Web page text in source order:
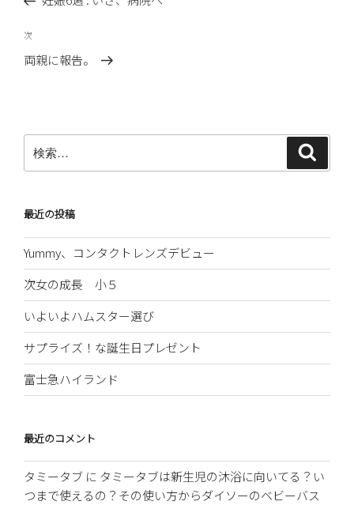
ナ
ビ
ゲ
ン
稿
次
の
次
両親に報告。
索:
最近の投稿
Yummy、コンタクトレンズデビュー
次女の成長 小５
いよいよハムスター選び
サプライズ！な誕生日プレゼント
富士急ハイランド
最近のコメント
タミータブ に タミータブは新生児の沐浴に向いてる？い
つまで使えるの？その使い方からダイソーのベビーバス